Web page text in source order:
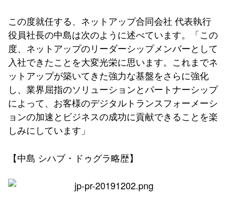
この度就任する、ネットアップ合同会社 代表執行
役員社長の中島は次のように述べています。「この
度、ネットアップのリーダーシップメンバーとして
入社できたことを大変光栄に思います。これまでネ
ットアップが築いてきた強力な基盤をさらに強化
し、業界屈指のソリューションとパートナーシップ
によって、お客様のデジタルトランスフォーメーシ
ョンの加速とビジネスの成功に貢献できることを楽
しみにしています」
【中島 シハブ・ドゥグラ略歴】